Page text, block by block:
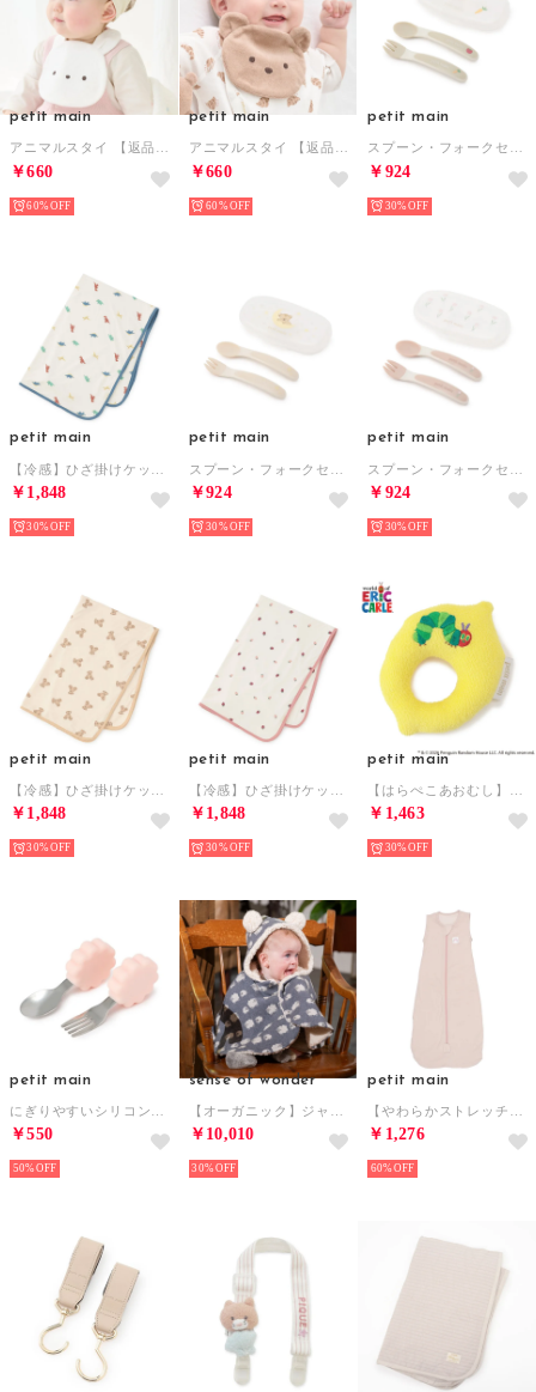
petit main
アニマルスタイ 【返品不可商品】 （アイボリー）
￥660
60%
petit main
アニマルスタイ 【返品不可商品】 （ベージュ）
￥660
60%
petit main
スプーン・フォークセット【返品不可商品】 （グリーン）
￥924
30%
petit main
￥1,848
30%
petit main
￥924
30%
petit main
￥924
30%
petit main
￥1,848
30%
petit main
￥1,848
30%
petit main
￥1,463
30%
petit main
￥550
50%
sense of wonder
￥10,010
30%
petit main
￥1,276
60%